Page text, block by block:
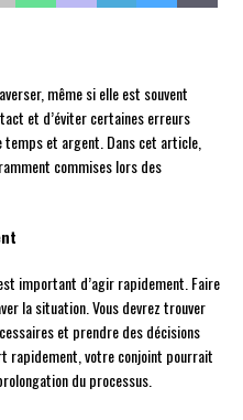
même si elle est souvent
et d’éviter certaines erreurs
et argent. Dans cet article,
commises lors des
important d’agir rapidement. Faire
la situation. Vous devrez trouver
et prendre des décisions
rapidement, votre conjoint pourrait
du processus.